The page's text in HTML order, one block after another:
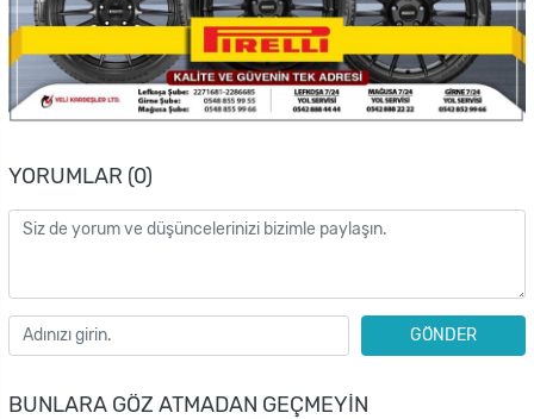
YORUMLAR (0)
GÖNDER
BUNLARA GÖZ ATMADAN GEÇMEYIN